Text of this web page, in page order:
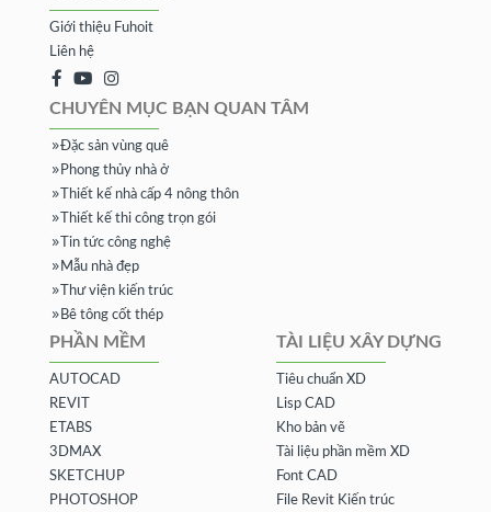
Giới thiệu Fuhoit
Liên hệ
CHUYÊN MỤC BẠN QUAN TÂM
Đặc sản vùng quê
Phong thủy nhà ở
Thiết kế nhà cấp 4 nông thôn
Thiết kế thi công trọn gói
Tin tức công nghệ
Mẫu nhà đẹp
Thư viện kiến trúc
Bê tông cốt thép
PHẦN MỀM
AUTOCAD
REVIT
ETABS
3DMAX
SKETCHUP
PHOTOSHOP
TÀI LIỆU XÂY DỰNG
Tiêu chuẩn XD
Lisp CAD
Kho bản vẽ
Tài liệu phần mềm XD
Font CAD
File Revit Kiến trúc